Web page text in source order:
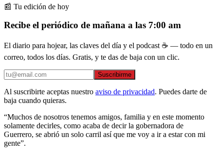
📰 Tu edición de hoy
Recibe el periódico de mañana a las 7:00 am
El diario para hojear, las claves del día y el podcast ☕ — todo en un
correo, todos los días. Gratis, y te das de baja con un clic.
Suscribirme
Al suscribirte aceptas nuestro aviso de privacidad. Puedes darte de
baja cuando quieras.
“Muchos de nosotros tenemos amigos, familia y en este momento
solamente decirles, como acaba de decir la gobernadora de
Guerrero, se abrió un solo carril así que me voy a ir a estar con mi
gente”.